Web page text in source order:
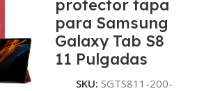
protector tapa
para Samsung
Galaxy Tab S8
11 Pulgadas
SKU: SGTS811-200-